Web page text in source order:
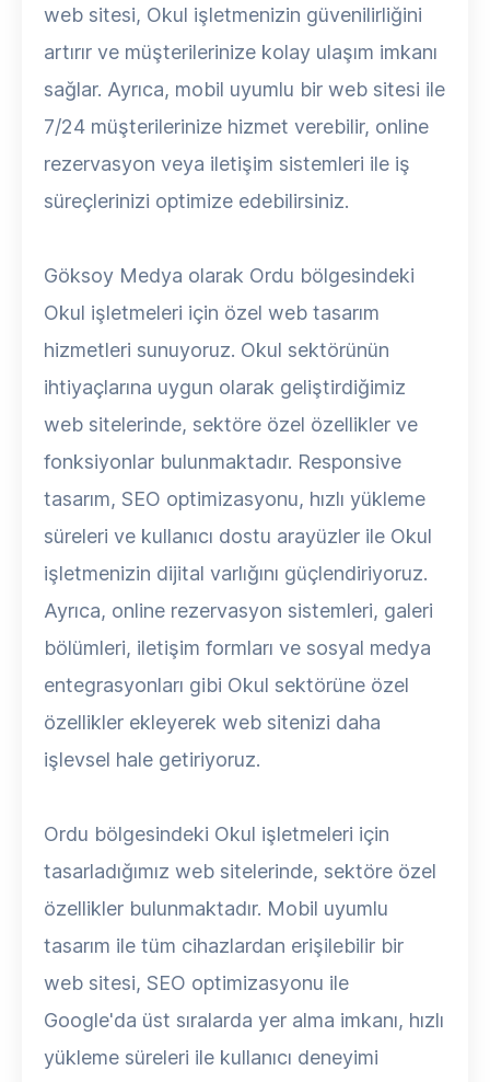
web sitesi, Okul işletmenizin güvenilirliğini
artırır ve müşterilerinize kolay ulaşım imkanı
sağlar. Ayrıca, mobil uyumlu bir web sitesi ile
7/24 müşterilerinize hizmet verebilir, online
rezervasyon veya iletişim sistemleri ile iş
süreçlerinizi optimize edebilirsiniz.
Göksoy Medya olarak Ordu bölgesindeki
Okul işletmeleri için özel web tasarım
hizmetleri sunuyoruz. Okul sektörünün
ihtiyaçlarına uygun olarak geliştirdiğimiz
web sitelerinde, sektöre özel özellikler ve
fonksiyonlar bulunmaktadır. Responsive
tasarım, SEO optimizasyonu, hızlı yükleme
süreleri ve kullanıcı dostu arayüzler ile Okul
işletmenizin dijital varlığını güçlendiriyoruz.
Ayrıca, online rezervasyon sistemleri, galeri
bölümleri, iletişim formları ve sosyal medya
entegrasyonları gibi Okul sektörüne özel
özellikler ekleyerek web sitenizi daha
işlevsel hale getiriyoruz.
Ordu bölgesindeki Okul işletmeleri için
tasarladığımız web sitelerinde, sektöre özel
özellikler bulunmaktadır. Mobil uyumlu
tasarım ile tüm cihazlardan erişilebilir bir
web sitesi, SEO optimizasyonu ile
Google'da üst sıralarda yer alma imkanı, hızlı
yükleme süreleri ile kullanıcı deneyimi